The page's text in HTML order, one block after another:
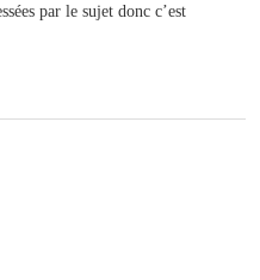
par le sujet donc c’est